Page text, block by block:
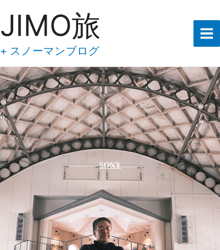
を
ス
ッ
プ
JIMO旅
+ スノーマンブログ
SONY
な
ー
ア
ド
レ
ス
を
入
力
し
て
下
さ